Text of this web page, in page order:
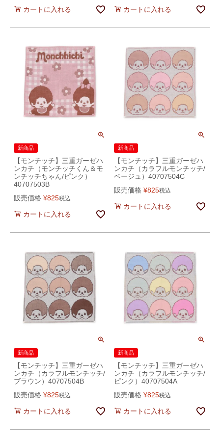
カートに入れる カートに入れる
新商品
【モンチッチ】三重ガーゼハ
ンカチ（モンチッチくん＆モ
ンチッチちゃん/ピンク）
40707503B
販売価格 ¥825税込
カートに入れる
新商品
【モンチッチ】三重ガーゼハ
ンカチ（カラフルモンチッチ/
ベージュ）40707504C
販売価格 ¥825税込
カートに入れる
新商品
【モンチッチ】三重ガーゼハ
ンカチ（カラフルモンチッチ/
ブラウン）40707504B
販売価格 ¥825税込
カートに入れる
新商品
【モンチッチ】三重ガーゼハ
ンカチ（カラフルモンチッチ/
ピンク）40707504A
販売価格 ¥825税込
カートに入れる